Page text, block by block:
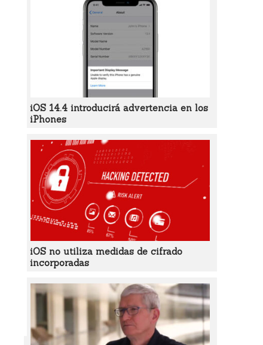
iOS 14.4 introducirá advertencia en los
iPhones
iOS no utiliza medidas de cifrado
incorporadas